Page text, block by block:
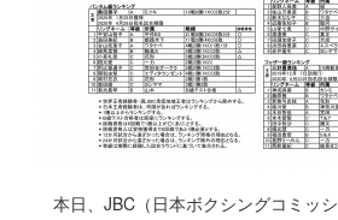
本日、JBC（日本ボクシングコミッ